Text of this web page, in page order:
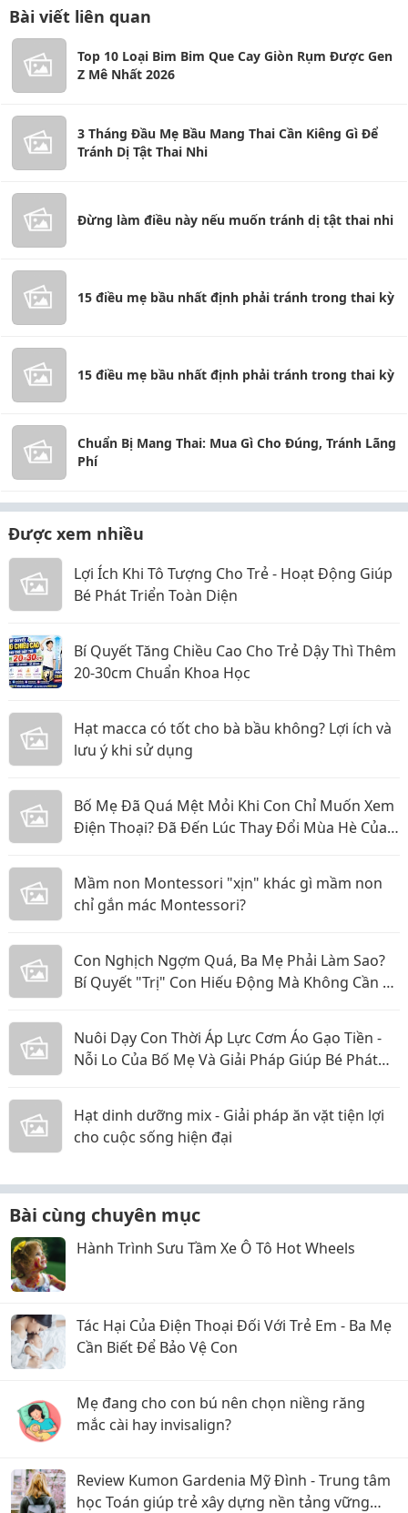
Bài viết liên quan
Top 10 Loại Bim Bim Que Cay Giòn Rụm Được Gen
Z Mê Nhất 2026
3 Tháng Đầu Mẹ Bầu Mang Thai Cần Kiêng Gì Để
Tránh Dị Tật Thai Nhi
Đừng làm điều này nếu muốn tránh dị tật thai nhi
15 điều mẹ bầu nhất định phải tránh trong thai kỳ
15 điều mẹ bầu nhất định phải tránh trong thai kỳ
Chuẩn Bị Mang Thai: Mua Gì Cho Đúng, Tránh Lãng
Phí
Được xem nhiều
Lợi Ích Khi Tô Tượng Cho Trẻ - Hoạt Động Giúp
Bé Phát Triển Toàn Diện
Bí Quyết Tăng Chiều Cao Cho Trẻ Dậy Thì Thêm
20-30cm Chuẩn Khoa Học
Hạt macca có tốt cho bà bầu không? Lợi ích và
lưu ý khi sử dụng
Bố Mẹ Đã Quá Mệt Mỏi Khi Con Chỉ Muốn Xem
Điện Thoại? Đã Đến Lúc Thay Đổi Mùa Hè Của
Mầm non Montessori "xịn" khác gì mầm non
chỉ gắn mác Montessori?
Con Nghịch Ngợm Quá, Ba Mẹ Phải Làm Sao?
Bí Quyết "Trị" Con Hiếu Động Mà Không Cần La
Nuôi Dạy Con Thời Áp Lực Cơm Áo Gạo Tiền -
Nỗi Lo Của Bố Mẹ Và Giải Pháp Giúp Bé Phát
Hạt dinh dưỡng mix - Giải pháp ăn vặt tiện lợi
cho cuộc sống hiện đại
Bài cùng chuyên mục
Hành Trình Sưu Tầm Xe Ô Tô Hot Wheels
Tác Hại Của Điện Thoại Đối Với Trẻ Em - Ba Mẹ
Cần Biết Để Bảo Vệ Con
Mẹ đang cho con bú nên chọn niềng răng
mắc cài hay invisalign?
Review Kumon Gardenia Mỹ Đình - Trung tâm
học Toán giúp trẻ xây dựng nền tảng vững